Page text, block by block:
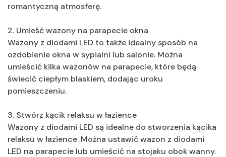
romantyczną atmosferę.
2. Umieść wazony na parapecie okna
Wazony z diodami LED to także idealny sposób na
ozdobienie okna w sypialni lub salonie. Można
umieścić kilka wazonów na parapecie, które będą
świecić ciepłym blaskiem, dodając uroku
pomieszczeniu.
3. Stwórz kącik relaksu w łazience
Wazony z diodami LED są idealne do stworzenia kącika
relaksu w łazience. Można ustawić wazon z diodami
LED na parapecie lub umieścić na stojaku obok wanny.